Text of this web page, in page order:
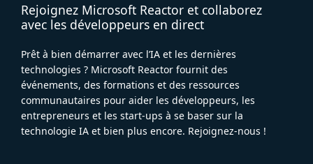
Rejoignez Microsoft Reactor et collaborez
avec les développeurs en direct
Prêt à bien démarrer avec l’IA et les dernières
technologies ? Microsoft Reactor fournit des
événements, des formations et des ressources
communautaires pour aider les développeurs, les
entrepreneurs et les start-ups à se baser sur la
technologie IA et bien plus encore. Rejoignez-nous !